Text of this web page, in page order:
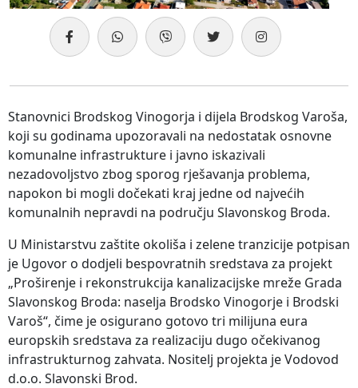
Stanovnici Brodskog Vinogorja i dijela Brodskog Varoša,
koji su godinama upozoravali na nedostatak osnovne
komunalne infrastrukture i javno iskazivali
nezadovoljstvo zbog sporog rješavanja problema,
napokon bi mogli dočekati kraj jedne od najvećih
komunalnih nepravdi na području Slavonskog Broda.
U Ministarstvu zaštite okoliša i zelene tranzicije potpisan
je Ugovor o dodjeli bespovratnih sredstava za projekt
„Proširenje i rekonstrukcija kanalizacijske mreže Grada
Slavonskog Broda: naselja Brodsko Vinogorje i Brodski
Varoš“, čime je osigurano gotovo tri milijuna eura
europskih sredstava za realizaciju dugo očekivanog
infrastrukturnog zahvata. Nositelj projekta je Vodovod
d.o.o. Slavonski Brod.